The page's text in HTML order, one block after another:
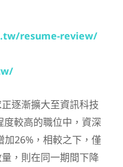
resume-review/
逐漸擴大至資訊科技
較高的職位中，資深
26%，相較之下，僅
，則在同一期間下降